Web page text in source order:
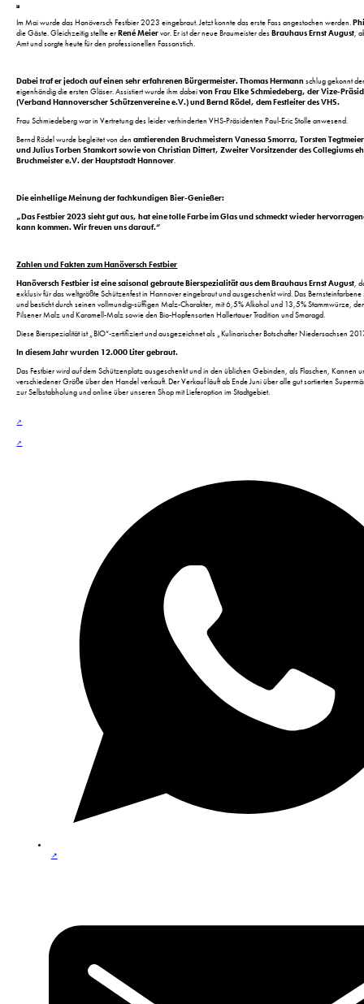
Im Mai wurde das Hanöversch Festbier 2023 eingebraut. Jetzt konnte das erste Fass angestochen werden.
die Gäste. Gleichzeitig stellte erRené Meiervor. Er ist der neue Braumeister desBrauhaus Ernst August,
Amt und sorgte heute für den professionellen Fassanstich.
Dabei traf er jedoch auf einen sehr erfahrenenBürgermeister. Thomas Hermannschlug gekonnt
eigenhändig die ersten Gläser. Assistiert wurde ihm dabeivon Frau Elke Schmiedeberg, der Vize-
(Verband Hannoverscher Schützenvereine e.V.) und Bernd Rödel, dem Festleiter des VHS.
Frau Schmiedeberg war in Vertretung des leider verhinderten VHS-Präsidenten Paul-Eric Stolle anwesend.
Bernd Rödel wurde begleitet von denamtierenden Bruchmeistern Vanessa Smorra, Torsten
und Julius Torben Stamkort sowie von Christian Dittert, Zweiter Vorsitzender des Collegiums
Bruchmeister e.V. der Hauptstadt Hannover.
Die einhellige Meinung der fachkundigen Bier-Genießer:
„Das Festbier 2023 sieht gut aus, hat eine tolle Farbe im Glas und schmeckt wieder
kann kommen. Wir freuen uns darauf.“
Zahlen und Fakten zum Hanöversch Festbier
Hanöversch Festbier ist eine saisonal gebraute Bierspezialität aus dem Brauhaus Ernst August,
exklusiv für das weltgrößte Schützenfest in Hannover eingebraut und ausgeschenkt wird. Das
und besticht durch seinen vollmundig-süffigen Malz-Charakter, mit 6,5% Alkohol und 13,5% Stammwürze,
Pilsener Malz und Karamell-Malz sowie den Bio-Hopfensorten Hallertauer Tradition und Smaragd.
Diese Bierspezialität ist „BIO“-zertifiziert und ausgezeichnet als „Kulinarischer Botschafter Niedersachsen
In diesem Jahr wurden 12.000 Liter gebraut.
Das Festbier wird auf dem Schützenplatz ausgeschenkt und in den üblichen Gebinden, als Flaschen, Kannen
verschiedener Größe über den Handel verkauft. Der Verkauf läuft ab Ende Juni über alle gut sortierten
zur Selbstabholung und online über unseren Shop mit Lieferoption im Stadtgebiet.